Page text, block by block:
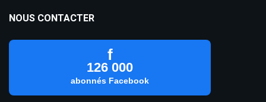
NOUS CONTACTER
f
126 000
abonnés Facebook